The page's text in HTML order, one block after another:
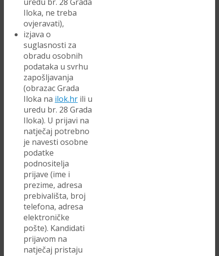
Iloka, ne treba
ovjeravati),
izjava o
suglasnosti za
obradu osobnih
podataka u svrhu
zapošljavanja
(obrazac Grada
Iloka na ilok.hr ili u
uredu br. 28 Grada
Iloka). U prijavi na
natječaj potrebno
je navesti osobne
podatke
podnositelja
prijave (ime i
prezime, adresa
prebivališta, broj
telefona, adresa
elektroničke
pošte). Kandidati
prijavom na
natječaj pristaju